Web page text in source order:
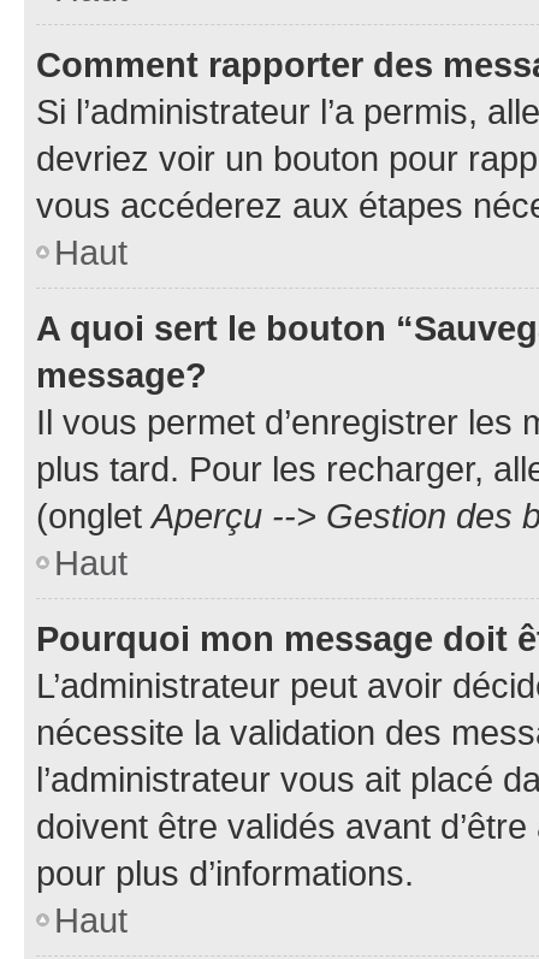
Comment rapporter des
Si l’administrateur l’a permis,
devriez voir un bouton pour
vous accéderez aux étapes
Haut
A quoi sert le bouton
message?
Il vous permet d’enregistrer
plus tard. Pour les recharger,
(ongletAperçu --> Gestion des
Haut
Pourquoi mon message doit
L’administrateur peut avoir
nécessite la validation des
l’administrateur vous ait placé
doivent être validés avant
pour plus d’informations.
Haut